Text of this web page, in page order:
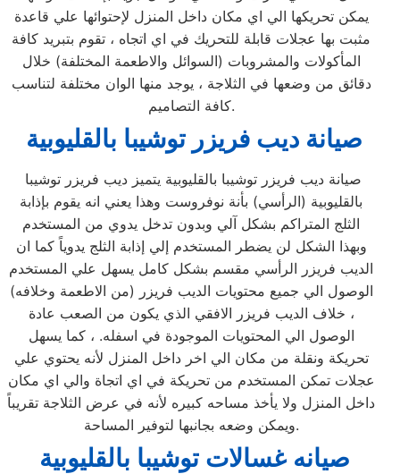
يمكن تحريكها الي اي مكان داخل المنزل لإحتوائها علي قاعدة
مثبت بها عجلات قابلة للتحريك في اي اتجاه ، تقوم بتبريد كافة
المأكولات والمشروبات (السوائل والاطعمة المختلفة) خلال
دقائق من وضعها في الثلاجة ، يوجد منها الوان مختلفة لتناسب
كافة التصاميم.
صيانة ديب فريزر توشيبا بالقليوبية
بالقليوبية (الرأسي) بأنة نوفروست وهذا يعني انه يقوم بإذابة
الثلج المتراكم بشكل آلي وبدون تدخل يدوي من المستخدم
وبهذا الشكل لن يضطر المستخدم إلي إذابة الثلج يدوياً كما ان
الديب فريزر الرأسي مقسم بشكل كامل يسهل علي المستخدم
الوصول الي جميع محتويات الديب فريزر (من الاطعمة وخلافه)
، خلاف الديب فريزر الافقي الذي يكون من الصعب عادة
الوصول الي المحتويات الموجودة في اسفله. ، كما يسهل
تحريكة ونقلة من مكان الي اخر داخل المنزل لأنه يحتوي علي
عجلات تمكن المستخدم من تحريكة في اي اتجاة والي اي مكان
داخل المنزل ولا يأخذ مساحه كبيره لأنه في عرض الثلاجة تقريباً
ويمكن وضعه بجانبها لتوفير المساحة.
صيانه غسالات توشيبا بالقليوبية